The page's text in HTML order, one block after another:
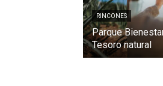
RINCONES
Parque
Tesoro natural